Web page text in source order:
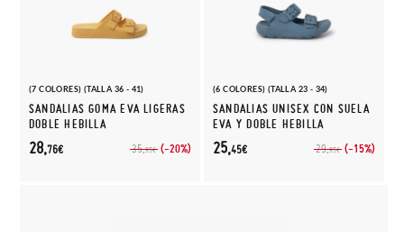
(7 COLORES) (TALLA 36 - 41)
SANDALIAS GOMA EVA LIGERAS
DOBLE HEBILLA
35,95€ (-20%)
28,76€
(6 COLORES) (TALLA 23 - 34)
SANDALIAS UNISEX CON SUELA
EVA Y DOBLE HEBILLA
29,95€ (-15%)
25,45€